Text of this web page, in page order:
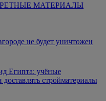
МАТЕРИАЛЫ
не будет уничтожен
Египта: учёные
стройматериалы